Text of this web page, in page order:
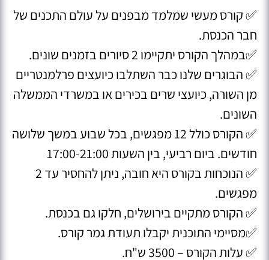
✅ קורס מעשי שמלמד מבפנים על עולם התכנים של
חבר הכנסת.
✅במהלך הקורס יתקיימו 2 סיורים בזמנים שונים.
✅️ הבוגרים שלנו כבר השתלבו כיועצים פרלמנטריים
מן השורה, כיועצי שרים בכירים או במשרדי הממשלה
השונים.
✅️ הקורס כולל 12 מפגשים, בכל שבוע במשך שלושה
חודשים. ביום רביעי, בין השעות 17:00-21:00
✅ הנוכחות בקורס היא חובה, ניתן להחסיר עד 2
מפגשים.
✅ הקורס מתקיים בירושלים, חלקו גם בכנסת.
✅מסיימי התוכנית יקבלו תעודת גמר קורס.
✅ עלות הקורס – 3500 ש"ח.